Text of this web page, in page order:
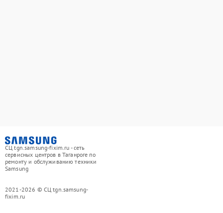
СЦ tgn.samsung-fixim.ru - сеть
сервисных центров в Таганроге по
ремонту и обслуживанию техники
Samsung
2021-2026 © СЦ tgn.samsung-
fixim.ru